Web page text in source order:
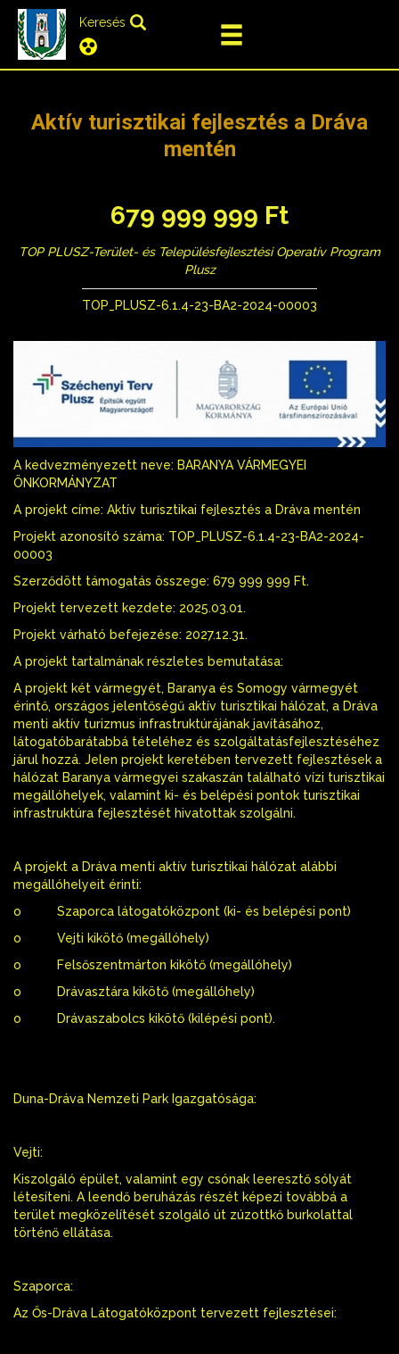
Keresés
Aktív turisztikai fejlesztés a Dráva
mentén
679 999 999 Ft
TOP PLUSZ-Terület- és Településfejlesztési Operatív Program
Plusz
TOP_PLUSZ-6.1.4-23-BA2-2024-00003
A kedvezményezett neve: BARANYA VÁRMEGYEI
ÖNKORMÁNYZAT
A projekt címe: Aktív turisztikai fejlesztés a Dráva mentén
Projekt azonosító száma: TOP_PLUSZ-6.1.4-23-BA2-2024-
00003
Szerződött támogatás összege: 679 999 999 Ft.
Projekt tervezett kezdete: 2025.03.01.
Projekt várható befejezése: 2027.12.31.
A projekt tartalmának részletes bemutatása:
A projekt két vármegyét, Baranya és Somogy vármegyét
érintő, országos jelentőségű aktív turisztikai hálózat, a Dráva
menti aktív turizmus infrastruktúrájának javításához,
látogatóbarátabbá tételéhez és szolgáltatásfejlesztéséhez
járul hozzá. Jelen projekt keretében tervezett fejlesztések a
hálózat Baranya vármegyei szakaszán található vízi turisztikai
megállóhelyek, valamint ki- és belépési pontok turisztikai
infrastruktúra fejlesztését hivatottak szolgálni.
A projekt a Dráva menti aktív turisztikai hálózat alábbi
megállóhelyeit érinti:
o Szaporca látogatóközpont (ki- és belépési pont)
o Vejti kikötő (megállóhely)
o Felsőszentmárton kikötő (megállóhely)
o Drávasztára kikötő (megállóhely)
o Drávaszabolcs kikötő (kilépési pont).
Duna-Dráva Nemzeti Park Igazgatósága:
Vejti:
Kiszolgáló épület, valamint egy csónak leeresztő sólyát
létesíteni. A leendő beruházás részét képezi továbbá a
terület megközelítését szolgáló út zúzottkő burkolattal
történő ellátása.
Szaporca:
Az Ős-Dráva Látogatóközpont tervezett fejlesztései: